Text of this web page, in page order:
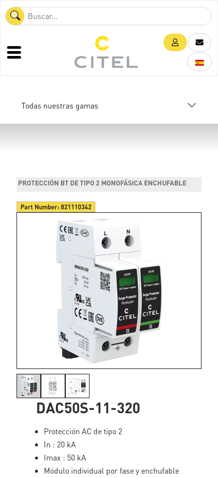
Todas nuestras gamas
PROTECCIÓN BT DE TIPO 2 MONOFÁSICA ENCHUFABLE
Part Number:821110342
DAC50S-11-320
Protección AC de tipo 2
In : 20 kA
Imax : 50 kA
Módulo individual por fase y enchufable